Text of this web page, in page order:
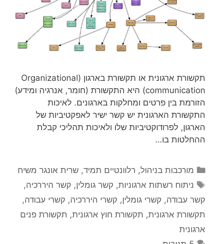
תקשורת ארגונית או תקשורת בארגון (Organizational
communication) היא התקשורת (חומר, אנרגיה ומידע)
הזורמת בין פרטים ומחלקות בארגונים. לאיכות
התקשורת הארגונית יש קשר ישיר לאפקטיביות של
הארגון, לפרודוקטיביות שלו ולאיכות תהליכי קבלת
ההחלטות בו…
קטגוריות
מורכבות בניהול, רלוונטיים תמיד,שרית אונגר משיח
תגיות
ניתוח רשתות ארגוניות, קשר גומלין, קשר היררכיה,
קשר עבודה, קשרי גומלין, קשרי היררכיה, קשרי עבודה,
תקשורת ארגונית, תקשורת חוץ ארגונית, תקשורת פנים
ארגונית